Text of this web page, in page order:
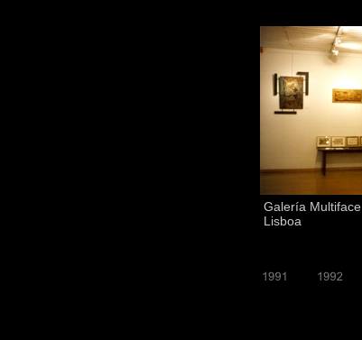
Galería Multiface
Lisboa